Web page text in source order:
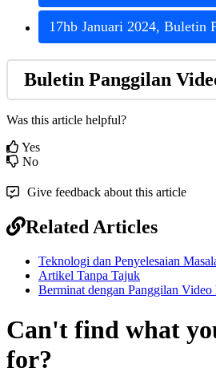
17hb Januari 2024, Buletin
Buletin Panggilan
Was this article helpful?
Yes
No
Give feedback about this article
Related Articles
Teknologi dan Penyelesaian
Artikel Tanpa Tajuk
Berminat dengan Panggilan Video
Can't find what
for?